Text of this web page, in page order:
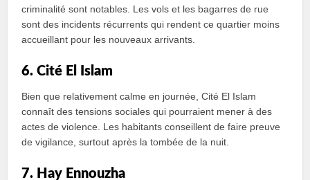
criminalité sont notables. Les vols et les bagarres de rue
sont des incidents récurrents qui rendent ce quartier moins
accueillant pour les nouveaux arrivants.
6. Cité El Islam
Bien que relativement calme en journée, Cité El Islam
connaît des tensions sociales qui pourraient mener à des
actes de violence. Les habitants conseillent de faire preuve
de vigilance, surtout après la tombée de la nuit.
7. Hay Ennouzha